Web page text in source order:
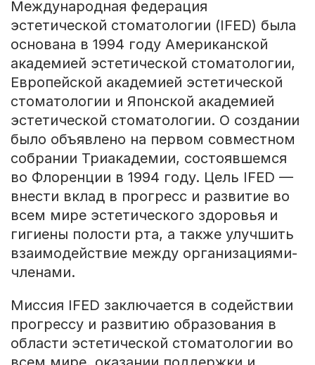
Международная федерация
эстетической стоматологии (IFED) была
основана в 1994 году Американской
академией эстетической стоматологии,
Европейской академией эстетической
стоматологии и Японской академией
эстетической стоматологии. О создании
было объявлено на первом совместном
собрании Триакадемии, состоявшемся
во Флоренции в 1994 году. Цель IFED —
внести вклад в прогресс и развитие во
всем мире эстетического здоровья и
гигиены полости рта, а также улучшить
взаимодействие между организациями-
членами.
Миссия IFED заключается в содействии
прогрессу и развитию образования в
области эстетической стоматологии во